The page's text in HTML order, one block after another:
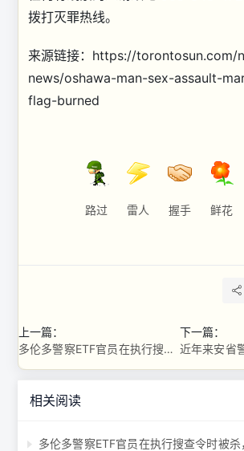
拨打灭罪热线。
来源链接：https://torontosun.com/
news/oshawa-man-sex-assault-
flag-burned
路过 雷人 握手 鲜花
上一篇：
多伦多警察ETF官员在执行搜查令时被杀，19岁男子被通缉
下一篇：
相关阅读
多伦多警察ETF官员在执行搜查令时被